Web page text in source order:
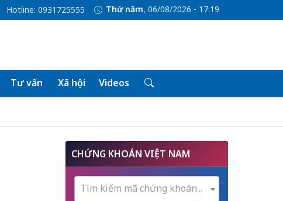
Hotline: 0931725555 Thứ năm, 06/08/2026 - 17:19
Tư vấn Xã hội Videos
CHỨNG KHOÁN VIỆT NAM
Tìm kiếm mã chứng khoán...